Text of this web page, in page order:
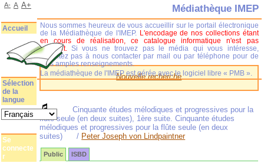
Nouvelle recherche
Cinquante études mélodiques et progressives pour la
flûte seule (en deux suites), 1ère suite. Cinquante études
mélodiques et progressives pour la flûte seule (en deux
suites)
/ Peter Joseph von Lindpaintner
Public ISBD
Médiathèque IMEP
Nous sommes heureux de vous accueillir sur le portail électronique
de la Médiathèque de l'IMEP. L'encodage de nos collections étant
en cours de réalisation, ce catalogue informatique n'est pas
complet.
Si vous ne trouvez pas le média qui vous intéresse,
n'hésitez pas à nous contacter par mail ou par téléphone pour de
plus amples renseignements.
La médiathèque de l'IMEP est gérée avec le logiciel libre « PMB ».
A- A A+
Accueil
Sélection
de la
langue
Se
connecte
r